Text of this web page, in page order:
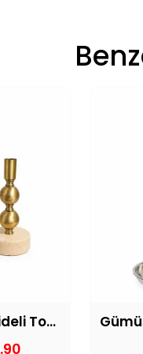
Traverten Kaideli Toplu Eskitme Şamdan